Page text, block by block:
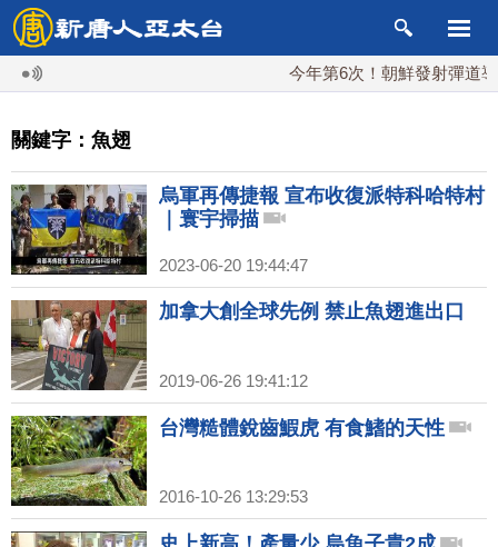
今年第6次！朝鮮發射彈道導
關鍵字：魚翅
烏軍再傳捷報 宣布收復派特科哈特村
｜寰宇掃描
2023-06-20 19:44:47
加拿大創全球先例 禁止魚翅進出口
2019-06-26 19:41:12
台灣糙體銳齒鰕虎 有食鰭的天性
2016-10-26 13:29:53